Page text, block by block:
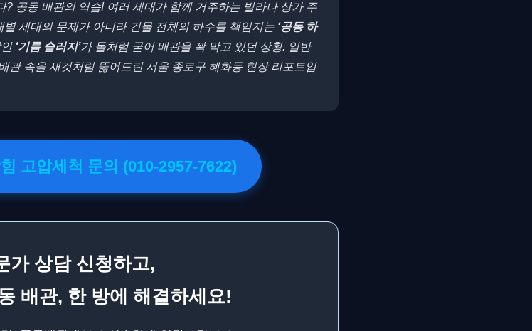
? 공동 배관의 역습! 여러 세대가 함께 거주하는 빌라나 상가 주
세대의 문제가 아니라 건물 전체의 하수를 책임지는 ‘공동 하
‘기름 슬러지’가 돌처럼 굳어 배관을 꽉 막고 있던 상황. 일반
관 속을 새것처럼 뚫어드린 서울 종로구 혜화동 현장 리포트입
고압세척 문의 (010-2957-7622)
가 상담 신청하고,
배관, 한 방에 해결하세요!